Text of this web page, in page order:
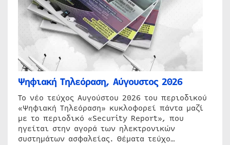
Ψηφιακή Τηλεόραση, Αύγουστος 2026
Το νέο τεύχος Αυγούστου 2026 του περιοδικού
«Ψηφιακή Τηλεόραση» κυκλοφορεί πάντα μαζί
με το περιοδικό «Security Report», που
ηγείται στην αγορά των ηλεκτρονικών
συστημάτων ασφαλείας. Θέματα τεύχο…